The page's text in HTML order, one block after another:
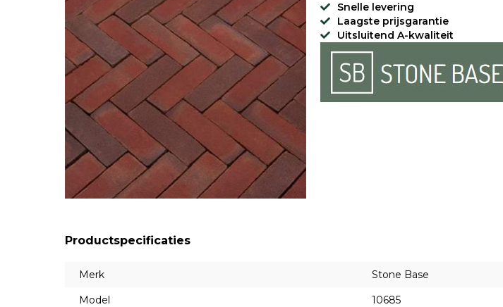
Snelle levering
Laagste prijsgarantie
Uitsluitend A-kwaliteit
Productspecificaties
Merk
Stone Base
Model
10685